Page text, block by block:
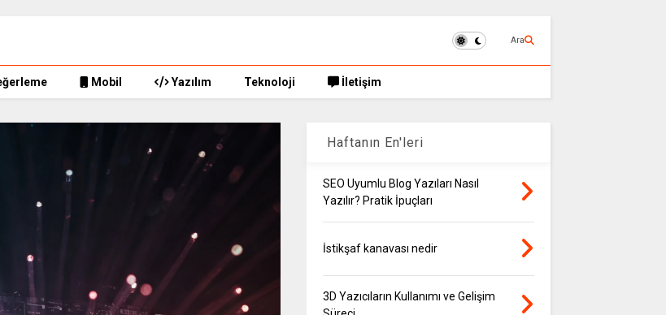
Ara
Mobil Yazılım Teknoloji İletişim
Haftanın En'leri
SEO Uyumlu Blog Yazıları Nasıl
Yazılır? Pratik İpuçları
İstikşaf kanavası nedir
3D Yazıcıların Kullanımı ve Gelişim